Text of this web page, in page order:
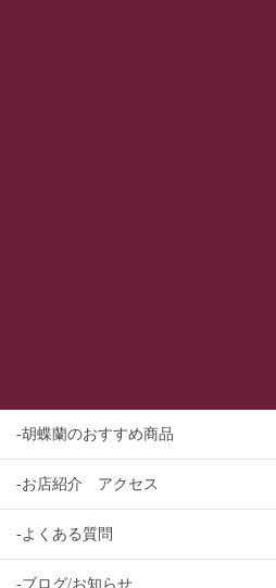
-胡蝶蘭のおすすめ商品
-お店紹介 アクセス
-よくある質問
-ブログ/お知らせ